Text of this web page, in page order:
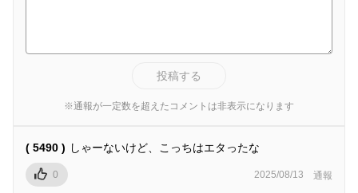
投稿する
※通報が一定数を超えたコメントは非表示になります
( 5490 ) しゃーないけど、こっちはエタったな
0 2025/08/13 通報